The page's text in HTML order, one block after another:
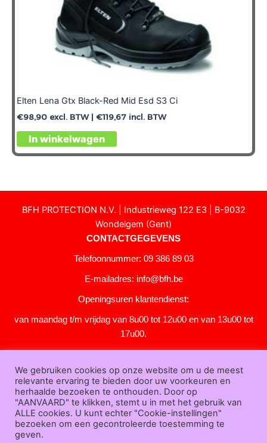
Elten Lena Gtx Black-Red Mid Esd S3 Ci
€98,90 excl. BTW | €119,67 incl. BTW
In winkelwagen
BFH PROTECTION N.V. | Industrieweg 122 E3 | B-9032
Wondelgem (Gent)
CONTACTGEGEVENS
Telefoonnummer: 09 386 89 03
E-mailadres: info@bfh.be
Openingsuren klantendienst:
van maandag t/m vrijdag van 8u00 tot 12u00 en van 13u00 tot
17u00.
KLANTENSERVICE
Over
ons|Bedrijfsgegevens|F.A.Q.|Bestelprocedure|Betaling|
ending| Retourneren|Downloads|Dealers|Bedrukken
We gebruiken cookies op onze website om u de meest
relevante ervaring te bieden door uw voorkeuren en
herhaalde bezoeken te onthouden. Door op
"AANVAARD" te klikken, stemt u in met het gebruik van
ALLE cookies. U kunt echter "Cookie-instellingen"
bezoeken om een gecontroleerde toestemming te
geven.